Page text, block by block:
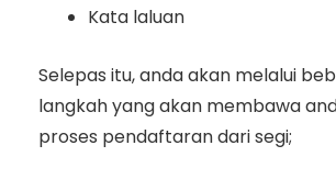
Kata laluan
Selepas itu, anda akan melalui
langkah yang akan membawa
proses pendaftaran dari segi;